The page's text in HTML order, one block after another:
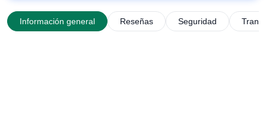
Información general Reseñas Seguridad